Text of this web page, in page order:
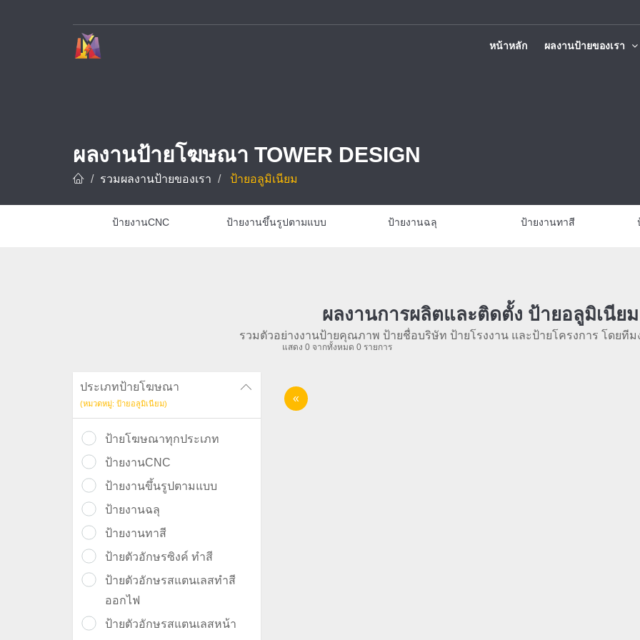
หน้าหลัก ผลงานป้ายของเรา
ผลงานป้ายโฆษณา TOWER DESIGN
รวมผลงานป้ายของเรา ป้ายอลูมิเนียม
ป้ายงานCNC ป้ายงานขึ้นรูปตามแบบ ป้ายงานฉลุ ป้ายงานทาสี
ผลงานการผลิตและติดตั้ง ป้ายอลูมิเนียม
รวมตัวอย่างงานป้ายคุณภาพ ป้ายชื่อบริษัท ป้ายโรงงาน และป้ายโครงการ โดยที
ประเภทป้ายโฆษณา
(หมวดหมู่: ป้ายอลูมิเนียม)
ป้ายโฆษณาทุกประเภท
ป้ายงานCNC
ป้ายงานขึ้นรูปตามแบบ
ป้ายงานฉลุ
ป้ายงานทาสี
ป้ายตัวอักษรซิงค์ ทำสี
ป้ายตัวอักษรสแตนเลสทำสี
ออกไฟ
ป้ายตัวอักษรสแตนเลสหน้า
แสดง 0 จากทั้งหมด 0 รายการ
«